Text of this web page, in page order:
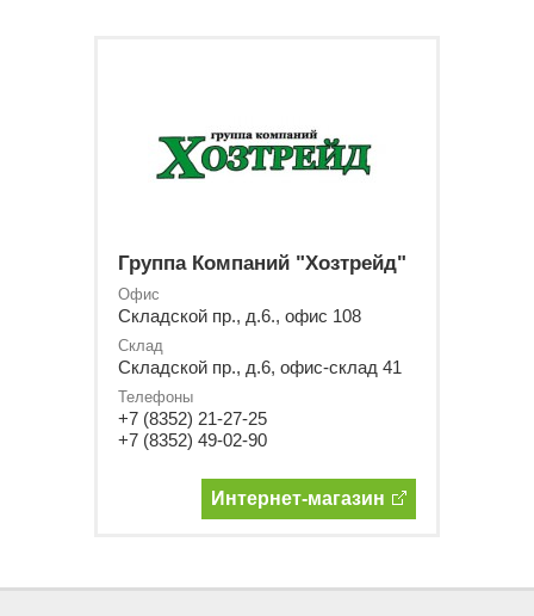
Группа Компаний "Хозтрейд"
Офис
Складской пр., д.6., офис 108
Склад
Складской пр., д.6, офис-склад 41
Телефоны
+7 (8352) 21-27-25
+7 (8352) 49-02-90
Интернет-магазин